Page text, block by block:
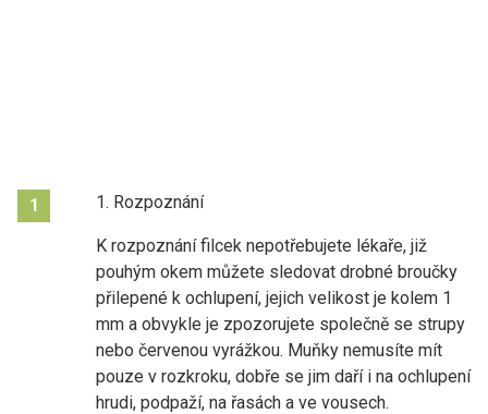
1 1. Rozpoznání
K rozpoznání filcek nepotřebujete lékaře, již
pouhým okem můžete sledovat drobné broučky
přilepené k ochlupení, jejich velikost je kolem 1
mm a obvykle je zpozorujete společně se strupy
nebo červenou vyrážkou. Muňky nemusíte mít
pouze v rozkroku, dobře se jim daří i na ochlupení
hrudi, podpaží, na řasách a ve vousech.